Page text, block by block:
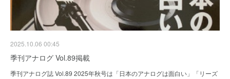
2025.10.06 00:45
季刊アナログ Vol.89掲載
季刊アナログ誌 Vol.89 2025年秋号は「日本のアナログは面白い」「リーズ